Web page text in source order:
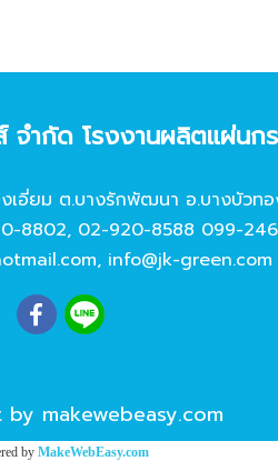
จํากัด โรงงานผลิตแผ่นก
อี่ยม ต.บางรักพัฒนา อ.บางบัวทอ
8802, 02-920-8588 099-
, info@jk-green.com
makewebeasy.com
by MakeWebEasy.com